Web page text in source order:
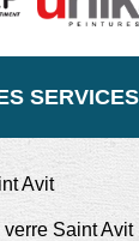
SERVICES
Avit
Saint Avit